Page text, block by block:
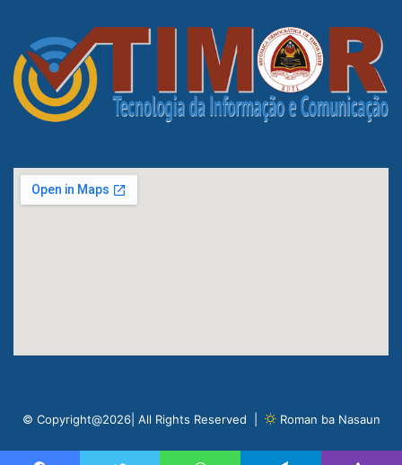
© Copyright@2026| All Rights Reserved | Roman ba Nasaun